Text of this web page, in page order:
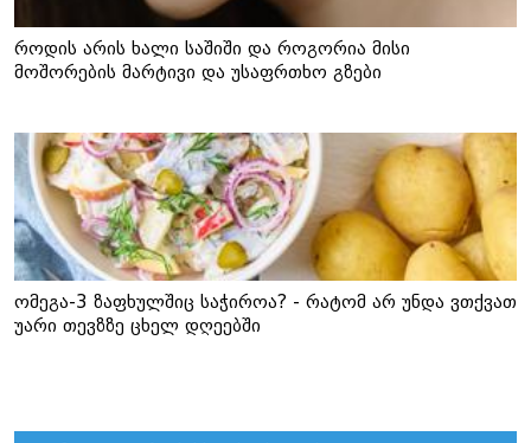
როდის არის ხალი საშიში და როგორია მისი
მოშორების მარტივი და უსაფრთხო გზები
ომეგა-3 ზაფხულშიც საჭიროა? - რატომ არ უნდა ვთქვათ
უარი თევზზე ცხელ დღეებში